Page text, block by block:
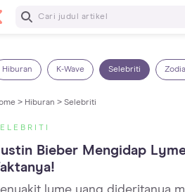
Baca Selanjutnya
Hiburan K-Wave Selebriti
> Hiburan > Selebriti
Bieber Mengidap